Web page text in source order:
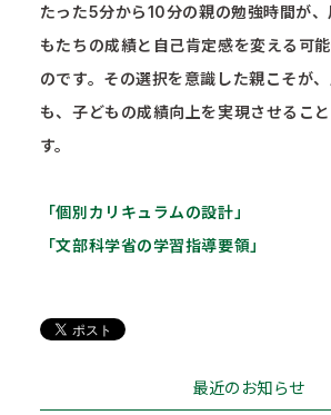
たった5分から10分の親の勉強時間が
もたちの成績と自己肯定感を変える可
のです。その選択を意識した親こそが
も、子どもの成績向上を実現させるこ
す。
「個別カリキュラムの設計」
「文部科学省の学習指導要領」
最近のお知らせ